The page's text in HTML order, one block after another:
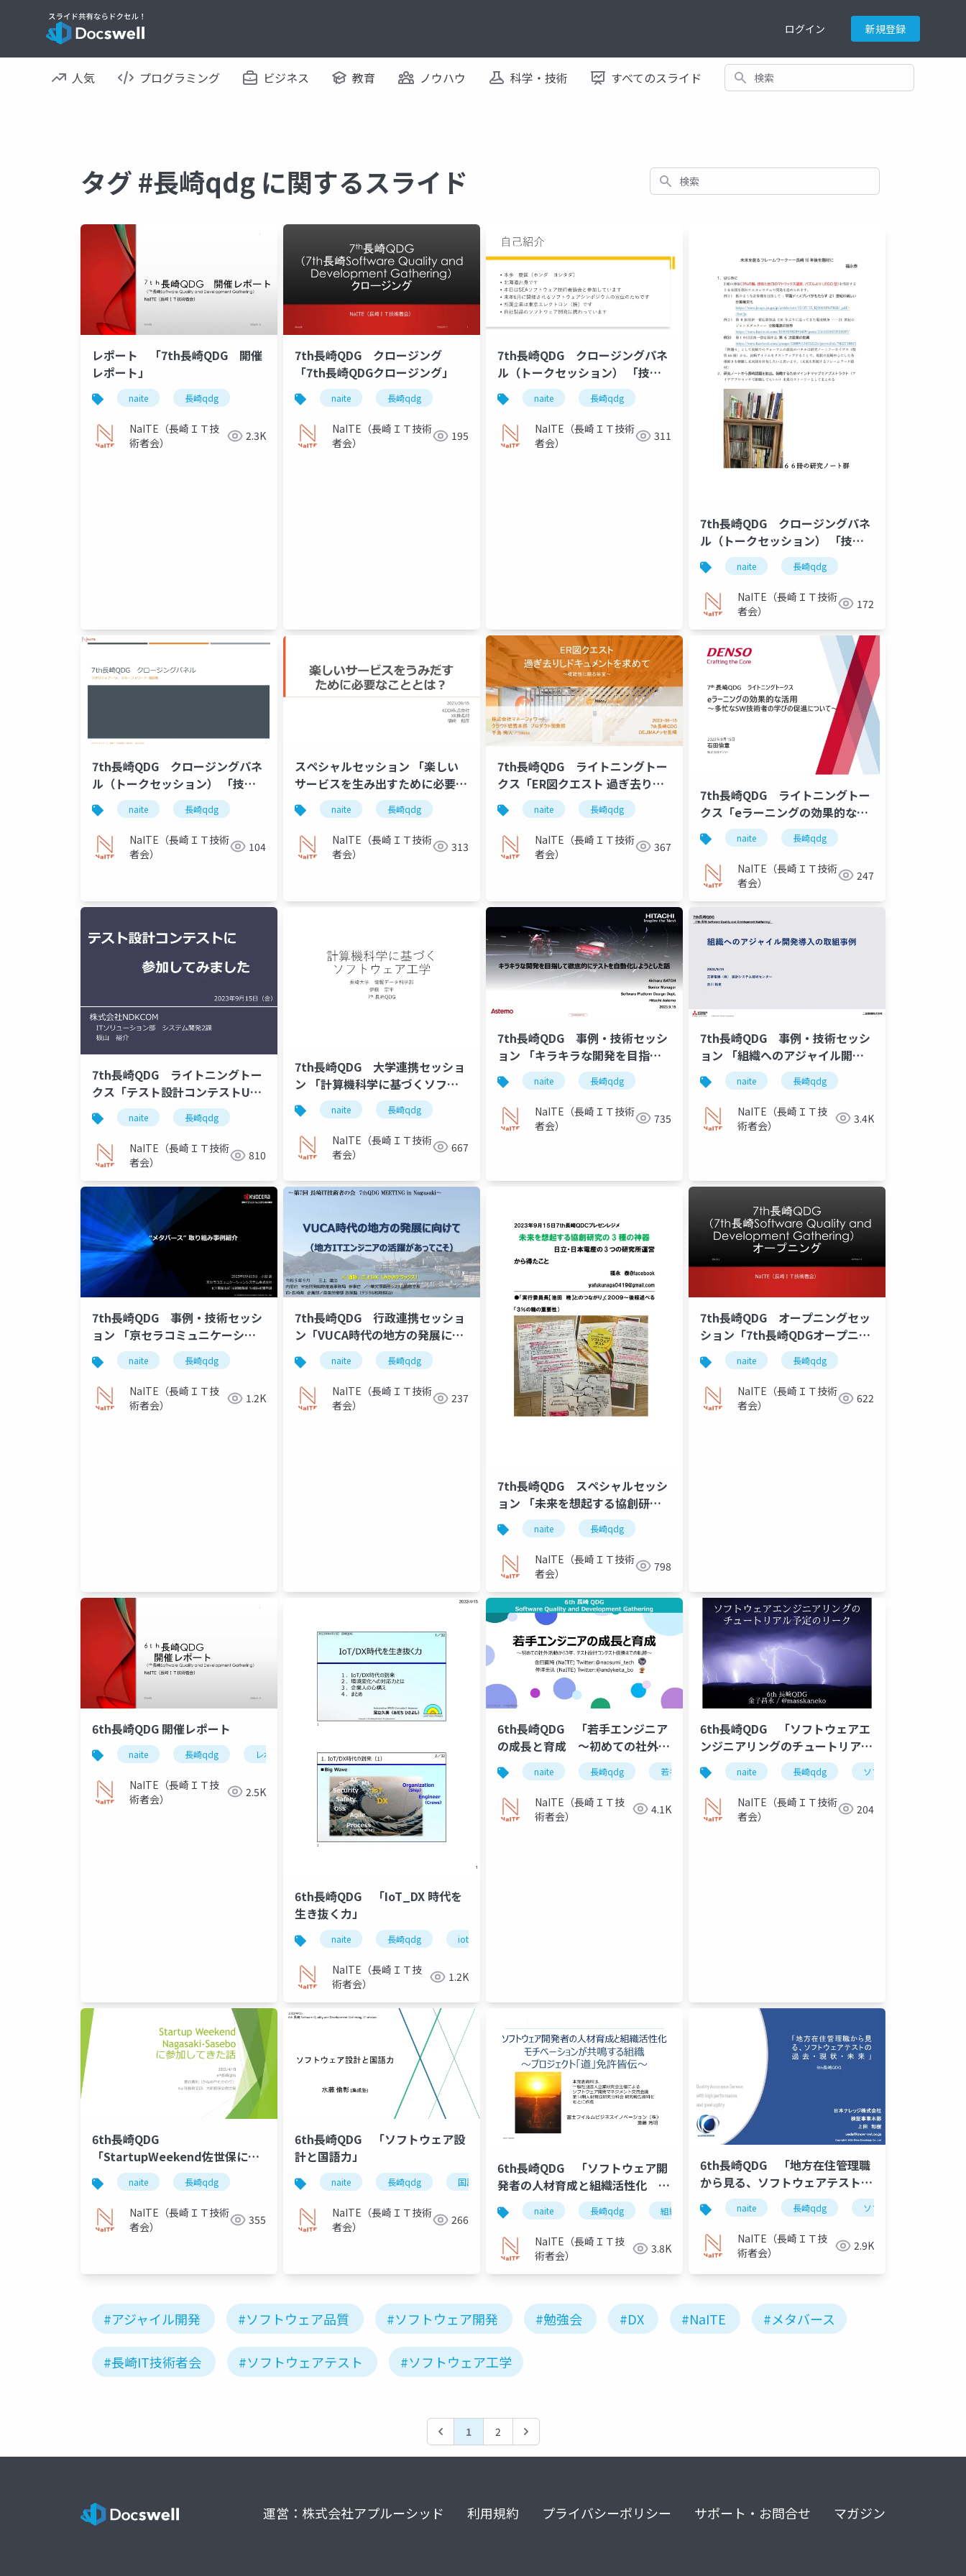
ログイン 新規登録
人気 プログラミング ビジネス 教育 ノウハウ 科学・技術 すべてのスライド 検索
タグ #長崎qdg に関するスライド 検索
レポート 「7th長崎QDG 開催
レポート」
naite 長崎qdg
NaITE（長崎ＩＴ技
術者会）
2.3K
7th長崎QDG クロージング
「7th長崎QDGクロージング」
naite 長崎qdg
NaITE（長崎ＩＴ技術
者会）
195
7th長崎QDG クロージングパネ
ル（トークセッション） 「技術
で楽しさや未来を創造！ ～これ
からのエンジニアが未来を創るた
めに必要なこと～」 本多さん自
己紹介資料
naite 長崎qdg
NaITE（長崎ＩＴ技術
者会）
311
7th長崎QDG クロージングパネ
ル（トークセッション） 「技術
で楽しさや未来を創造！ ～これ
からのエンジニアが未来を創るた
めに必要なこと～」 参考資料
naite 長崎qdg
NaITE（長崎ＩＴ技術
者会）
172
7th長崎QDG クロージングパネ
ル（トークセッション） 「技術
で楽しさや未来を創造！ ～これ
からのエンジニアが未来を創るた
めに必要なこと～」
naite 長崎qdg
NaITE（長崎ＩＴ技術
者会）
104
スペシャルセッション 「楽しい
サービスを生み出すために必要な
こととは？」
naite 長崎qdg
NaITE（長崎ＩＴ技術
者会）
313
7th長崎QDG ライトニングトー
クス「ER図クエスト 過ぎ去りし
ドキュメントを求めて 〜複雑性
に眠る秘宝〜」
naite 長崎qdg
NaITE（長崎ＩＴ技術
者会）
367
7th長崎QDG ライトニングトー
クス「eラーニングの効果的な活
用 ～多忙なSW技術者の学びの促
進について～」
naite 長崎qdg
NaITE（長崎ＩＴ技術
者会）
247
7th長崎QDG ライトニングトー
クス「テスト設計コンテストU30
に参加しました」
naite 長崎qdg
NaITE（長崎ＩＴ技術
者会）
810
7th長崎QDG 大学連携セッショ
ン 「計算機科学に基づくソフト
ウェア工学」
naite 長崎qdg
NaITE（長崎ＩＴ技術
者会）
667
7th長崎QDG 事例・技術セッシ
ョン 「キラキラな開発を目指し
て徹底的にテストを自動化しよう
とした話」
naite 長崎qdg
NaITE（長崎ＩＴ技術
者会）
735
7th長崎QDG 事例・技術セッシ
ョン 「組織へのアジャイル開発
導入の取組事例」
naite 長崎qdg
NaITE（長崎ＩＴ技
術者会）
3.4K
7th長崎QDG 事例・技術セッシ
ョン 「京セラコミュニケーショ
ンシステムでのメタバース取組み
事例紹介」
naite 長崎qdg
NaITE（長崎ＩＴ技
術者会）
1.2K
7th長崎QDG 行政連携セッショ
ン「VUCA時代の地方の発展に向
けて（地方ITエンジニアの活躍が
あってこそ）」）
naite 長崎qdg
NaITE（長崎ＩＴ技術
者会）
237
7th長崎QDG スペシャルセッシ
ョン 「未来を想起する協創研究
の『三種の神器』」
naite 長崎qdg
NaITE（長崎ＩＴ技術
者会）
798
7th長崎QDG オープニングセッ
ション「7th長崎QDGオープニン
グ」
naite 長崎qdg
NaITE（長崎ＩＴ技術
者会）
622
6th長崎QDG 開催レポート
naite 長崎qdg レポート
NaITE（長崎ＩＴ技
術者会）
2.5K
6th長崎QDG 「IoT_DX 時代を
生き抜く力」
naite 長崎qdg iot
NaITE（長崎ＩＴ技
術者会）
1.2K
6th長崎QDG 「若手エンジニア
の成長と育成 ～初めての社外活
動から3年、テスト設計コンテス
ト優勝までの軌跡～」
naite 長崎qdg 若手エンジニア 成長
NaITE（長崎ＩＴ技
術者会）
4.1K
6th長崎QDG 「ソフトウェアエ
ンジニアリングのチュートリアル
予定のリーク」
naite 長崎qdg ソフトウェアエンジニア
NaITE（長崎ＩＴ技術
者会）
204
6th長崎QDG
「StartupWeekend佐世保に参
加してきた」
naite 長崎qdg
NaITE（長崎ＩＴ技術
者会）
355
6th長崎QDG 「ソフトウェア設
計と国語力」
naite 長崎qdg 国語力 ソフトウェア設計
NaITE（長崎ＩＴ技術
者会）
266
6th長崎QDG 「ソフトウェア開
発者の人材育成と組織活性化 ～
モチベーションが共鳴する組織
「プロジェクト道免許皆伝」」
naite 長崎qdg 組織活性化 モチベーション
NaITE（長崎ＩＴ技
術者会）
3.8K
6th長崎QDG 「地方在住管理職
から見る、ソフトウェアテストの
過去・現状・未来」
naite 長崎qdg ソフトウェアテスト
NaITE（長崎ＩＴ技
術者会）
2.9K
#アジャイル開発 #ソフトウェア品質 #ソフトウェア開発 #勉強会 #DX #NaITE #メタバース
#長崎IT技術者会 #ソフトウェアテスト #ソフトウェア工学
1 2
運営：株式会社アプルーシッド 利用規約 プライバシーポリシー サポート・お問合せ マガジン